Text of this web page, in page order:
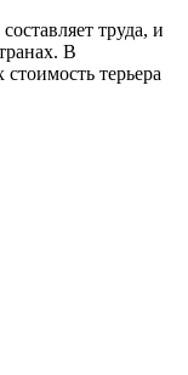
труда, и
В
терьера